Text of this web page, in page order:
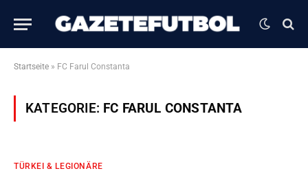
Startseite » FC Farul Constanta
KATEGORIE: FC FARUL CONSTANTA
TÜRKEI & LEGIONÄRE